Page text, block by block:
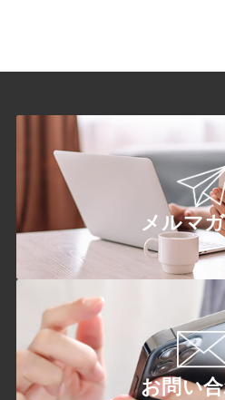
メルマ
お問い